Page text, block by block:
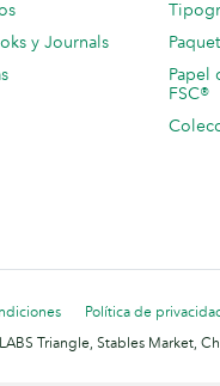
y Journals
Papel
FSC®
Política de
Triangle, Stables Market,